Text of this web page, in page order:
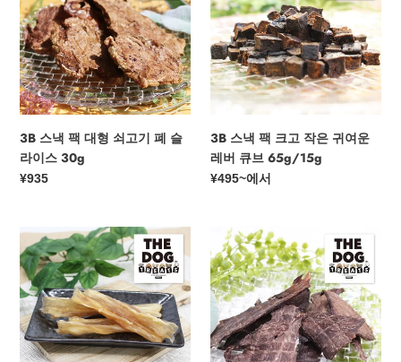
팩
대
형
쇠
고
기
슬
라
3B 스낵 팩 대형 쇠고기 폐 슬
라이스 30g
정
¥935
팩
고
작
은
운
레
65g/15g
3B 스낵 팩 크고 작은 귀여운
레버 큐브 65g/15g
정
¥495~에서
Threeb
스
낵
팩
대
형
쇠
3B
스
낵
팩
대
형/
코